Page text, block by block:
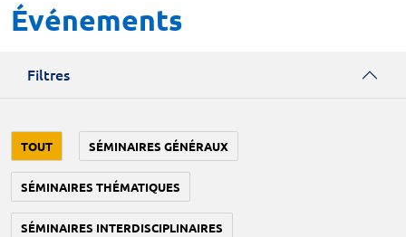
Événements
Filtres
TOUT SÉMINAIRES GÉNÉRAUX
SÉMINAIRES THÉMATIQUES
SÉMINAIRES INTERDISCIPLINAIRES